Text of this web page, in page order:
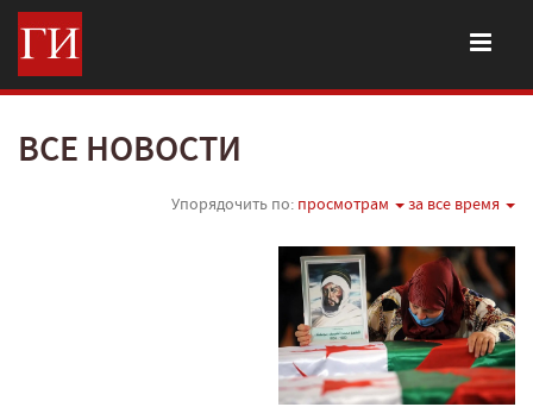
ВСЕ НОВОСТИ
Упорядочить по: просмотрам за все время